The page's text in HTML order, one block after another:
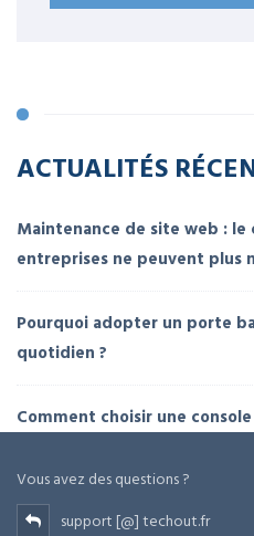
ACTUALITÉS
Maintenance de site web :
entreprises ne peuvent plus
Pourquoi adopter un porte
quotidien ?
Comment choisir une
Vous avez des questions ?
support [@] techout.fr